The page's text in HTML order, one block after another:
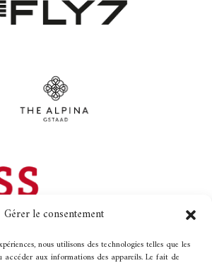
Gérer le consentement
nous utilisons des technologies telles que les
aux informations des appareils. Le fait de